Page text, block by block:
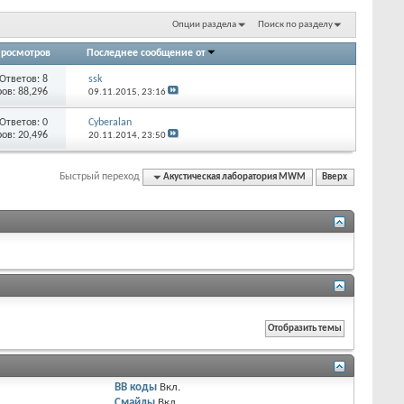
Опции раздела Поиск по разделу
Последнее сообщение от
Ответов:8
88,296
ssk
09.11.2015, 23:16
Ответов:0
20,496
Cyberalan
20.11.2014, 23:50
Быстрый переход Акустическая лаборатория MWM Вверх
BB коды Вкл.